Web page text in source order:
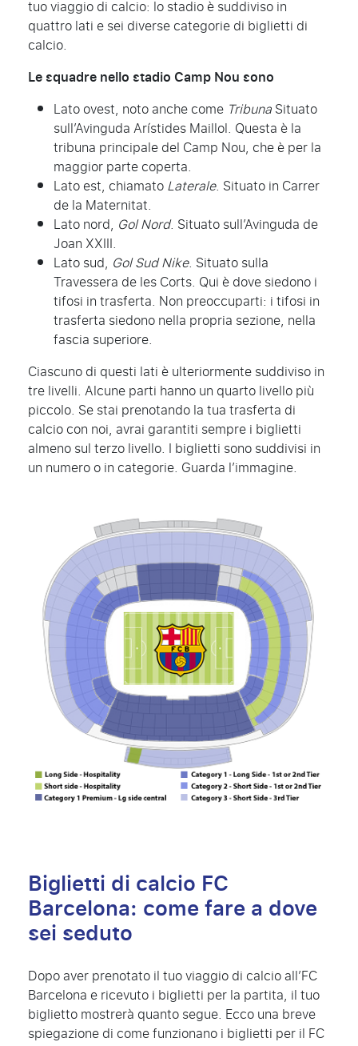
tuo viaggio di calcio: lo stadio è suddiviso in
quattro lati e sei diverse categorie di biglietti di
calcio.
Le squadre nello stadio Camp Nou sono
Lato ovest, noto anche come TribunaSituato
sull’Avinguda Arístides Maillol. Questa è la
tribuna principale del Camp Nou, che è per la
maggior parte coperta.
Lato est, chiamatoLaterale. Situato in Carrer
de la Maternitat.
Lato nord, Gol Nord. Situato sull’Avinguda de
Joan XXIII.
Lato sud, Gol Sud Nike. Situato sulla
Travessera de les Corts. Qui è dove siedono i
tifosi in trasferta. Non preoccuparti: i tifosi in
trasferta siedono nella propria sezione, nella
fascia superiore.
Ciascuno di questi lati è ulteriormente suddiviso in
tre livelli. Alcune parti hanno un quarto livello più
piccolo. Se stai prenotando la tua trasferta di
calcio con noi, avrai garantiti sempre i biglietti
almeno sul terzo livello. I biglietti sono suddivisi in
un numero o in categorie. Guarda l’immagine.
Biglietti di calcio FC
Barcelona: come fare a dove
sei seduto
Dopo aver prenotato il tuo viaggio di calcio all’FC
Barcelona e ricevuto i biglietti per la partita, il tuo
biglietto mostrerà quanto segue. Ecco una breve
spiegazione di come funzionano i biglietti per il FC